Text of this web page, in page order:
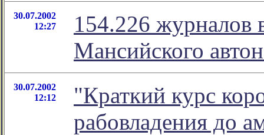
30.07.2002
12:27
154.226 журналов
Мансийского
30.07.2002
12:12
"Краткий курс
рабовладения до